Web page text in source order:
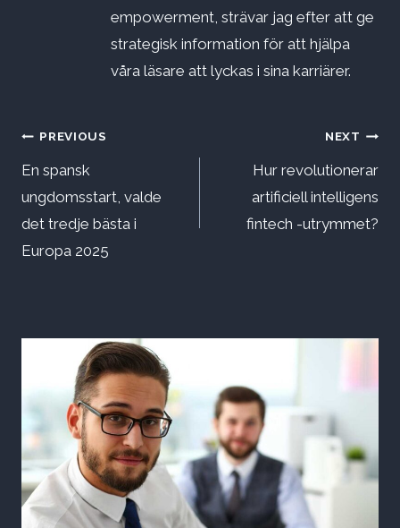
empowerment, strävar jag efter att ge
strategisk information för att hjälpa
våra läsare att lyckas i sina karriärer.
Inläggsnavigering
PREVIOUS
En spansk
ungdomsstart, valde
det tredje bästa i
Europa 2025
NEXT
Hur revolutionerar
artificiell intelligens
fintech -utrymmet?